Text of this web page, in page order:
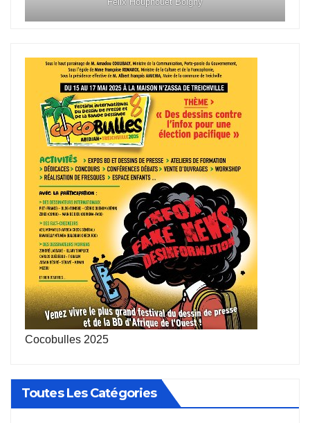
Cocobulles 2025
Toutes Les Catégories